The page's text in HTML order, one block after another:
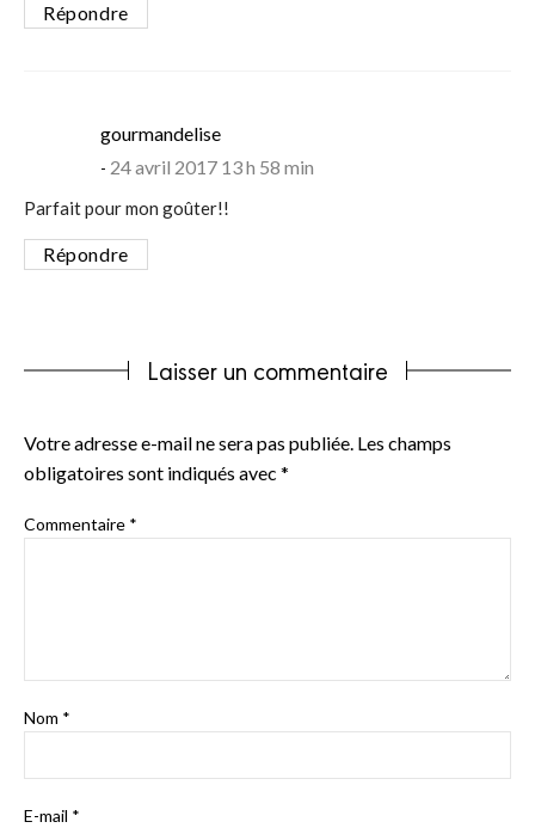
Répondre
gourmandelisesays:
24 avril 2017 13 h 58 min
Parfait pour mon goûter!!
Répondre
Laisser un commentaire
Votre adresse e-mail ne sera pas publiée. Les champs
obligatoires sont indiqués avec *
Commentaire *
Nom *
E-mail *